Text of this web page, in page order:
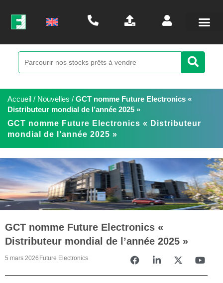
Accueil / Nouvelles / GCT nomme Future Electronics «
Distributeur mondial de l’année 2025 »
GCT nomme Future Electronics « Distributeur
mondial de l’année 2025 »
GCT nomme Future Electronics «
Distributeur mondial de l’année 2025 »
5 mars 2026 Future Electronics